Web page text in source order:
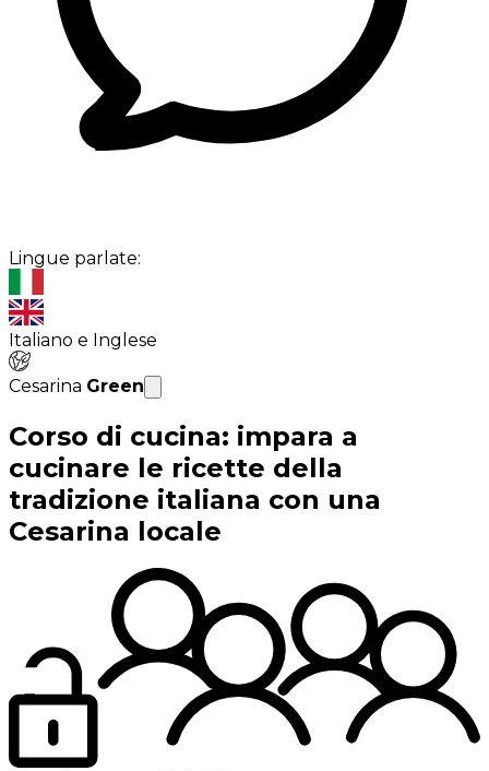
Lingue parlate:
Italiano e Inglese
Cesarina Green
Corso di cucina: impara a
cucinare le ricette della
tradizione italiana con una
Cesarina locale